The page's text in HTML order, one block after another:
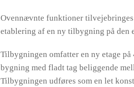
Ovennævnte funktioner
etablering af en ny tilbygning på den
Tilbygningen omfatter en ny etage på
bygning med fladt tag beliggende
Tilbygningen udføres som en let